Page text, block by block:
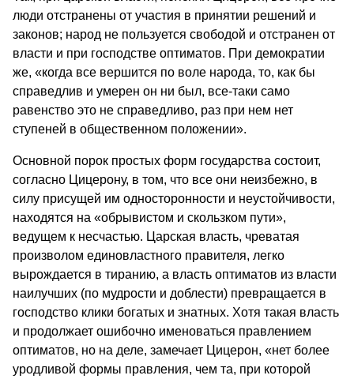
люди отстранены от участия в принятии решений и
законов; народ не пользуется свободой и отстранен от
власти и при господстве оптиматов. При демократии
же, «когда все вершится по воле народа, то, как бы
справедлив и умерен он ни был, все-таки само
равенство это не справедливо, раз при нем нет
ступеней в общественном положении».
Основной порок простых форм государства состоит,
согласно Цицерону, в том, что все они неизбежно, в
силу присущей им односторонности и неустойчивости,
находятся на «обрывистом и скользком пути»,
ведущем к несчастью. Царская власть, чреватая
произволом единовластного правителя, легко
вырождается в тиранию, а власть оптиматов из власти
наилучших (по мудрости и доблести) превращается в
господство клики богатых и знатных. Хотя такая власть
и продолжает ошибочно именоваться правлением
оптиматов, но на деле, замечает Цицерон, «нет более
уродливой формы правления, чем та, при которой